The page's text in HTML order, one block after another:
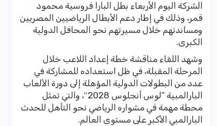
الشركة اليوم الأربعاء بطل البارا فروسية محمود
قمر، وذلك في إطار دعم الأبطال الرياضيين المصريين
ومساندتهم خلال مسيرتهم نحو المحافل الدولية
الكبرى.
وشهد اللقاء مناقشة خطة إعداد اللاعب خلال
المرحلة المقبلة، في ظل استعداده للمشاركة في
عدد من البطولات الدولية المؤهلة إلى دورة الألعاب
البارالمبية “لوس أنجلوس 2028″، والتي تمثل
محطة مهمة في مشواره الرياضي نحو التأهل للحدث
البارالمبي الأكبر على مستوى العالم.